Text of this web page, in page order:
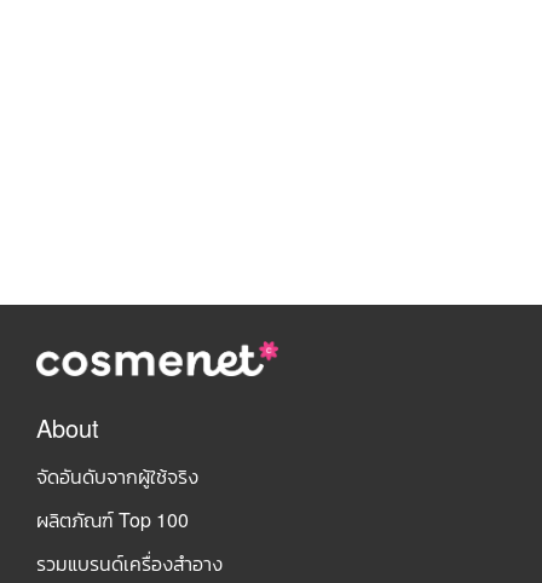
About
จัดอันดับจากผู้ใช้จริง
ผลิตภัณฑ์ Top 100
รวมแบรนด์เครื่องสำอาง